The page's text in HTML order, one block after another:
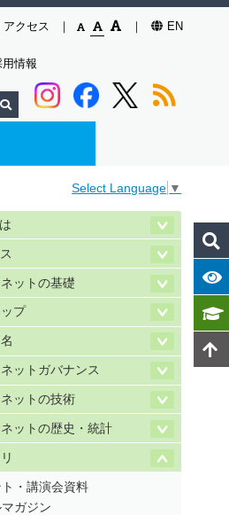
アクセス EN
用情報
Select Language ▼
ットの基礎
プ
ットガバナンス
ットの技術
ットの歴史・統計
・講演会資料
ガジン